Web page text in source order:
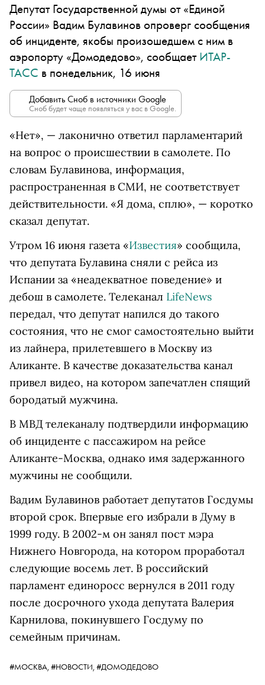
Депутат Государственной думы от «Единой
России» Вадим Булавинов опроверг сообщения
об инциденте, якобы произошедшем с ним в
аэропорту «Домодедово», сообщаетИТАР-
ТАСС в понедельник, 16 июня
Добавить Сноб в источники Google
Сноб будет чаще появляться у вас в Google.
«Нет», — лаконично ответил парламентарий
на вопрос о происшествии в самолете. По
словам Булавинова, информация,
распространенная в СМИ, не соответствует
действительности. «Я дома, сплю», — коротко
сказал депутат.
Утром 16 июня газета «Известия» сообщила,
что депутата Булавина сняли с рейса из
Испании за «неадекватное поведение» и
дебош в самолете. Телеканал LifeNews
передал, что депутат напился до такого
состояния, что не смог самостоятельно выйти
из лайнера, прилетевшего в Москву из
Аликанте. В качестве доказательства канал
привел видео, на котором запечатлен спящий
бородатый мужчина.
В МВД телеканалу подтвердили информацию
об инциденте с пассажиром на рейсе
Аликанте-Москва, однако имя задержанного
мужчины не сообщили.
Вадим Булавинов работает депутатов Госдумы
второй срок. Впервые его избрали в Думу в
1999 году. В 2002-м он занял пост мэра
Нижнего Новгорода, на котором проработал
следующие восемь лет. В российский
парламент единоросс вернулся в 2011 году
после досрочного ухода депутата Валерия
Карнилова, покинувшего Госдуму по
семейным причинам.
#МОСКВА, #НОВОСТИ, #ДОМОДЕДОВО